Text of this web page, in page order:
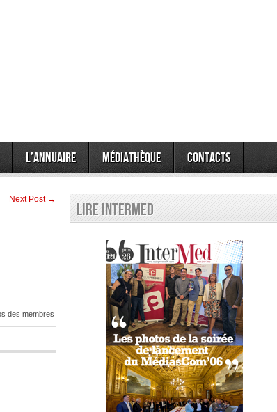
L’annuaire Médiathèque Contacts
Next Post →
des membres
Lire Intermed